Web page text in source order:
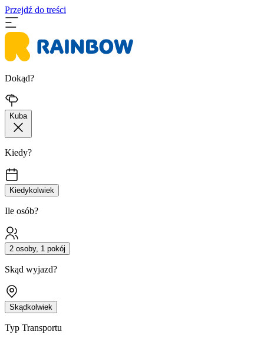
Przejdź do treści
Dokąd?
Kuba
Kiedy?
Kiedykolwiek
Ile osób?
2 osoby, 1 pokój
Skąd wyjazd?
Skądkolwiek
Typ Transportu